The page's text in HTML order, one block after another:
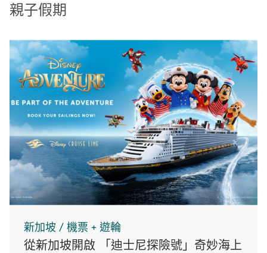
親子假期
新加坡 / 機票 + 遊輪
從新加坡開啟 「迪士尼探險號」奇妙海上